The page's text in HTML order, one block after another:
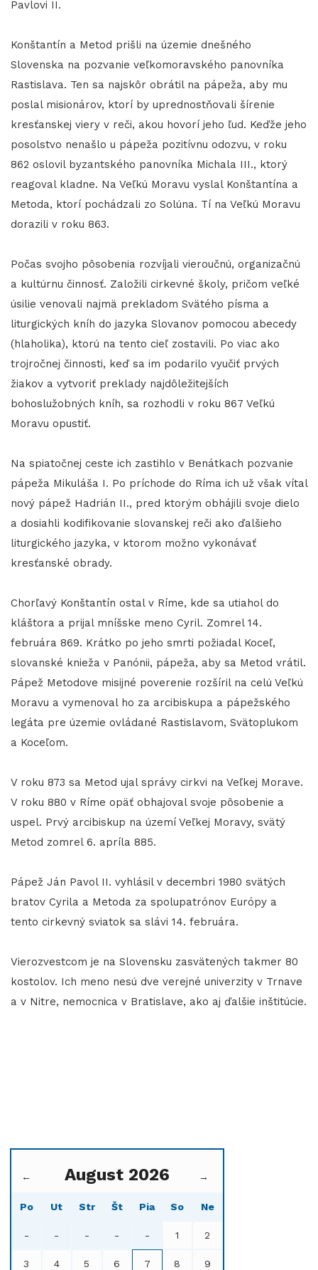
Pavlovi II.
Konštantín a Metod prišli na územie dnešného
Slovenska na pozvanie veľkomoravského panovníka
Rastislava. Ten sa najskôr obrátil na pápeža, aby mu
poslal misionárov, ktorí by uprednostňovali šírenie
kresťanskej viery v reči, akou hovorí jeho ľud. Keďže jeho
posolstvo nenašlo u pápeža pozitívnu odozvu, v roku
862 oslovil byzantského panovníka Michala III., ktorý
reagoval kladne. Na Veľkú Moravu vyslal Konštantína a
Metoda, ktorí pochádzali zo Solúna. Tí na Veľkú Moravu
dorazili v roku 863.
Počas svojho pôsobenia rozvíjali vieroučnú, organizačnú
a kultúrnu činnosť. Založili cirkevné školy, pričom veľké
úsilie venovali najmä prekladom Svätého písma a
liturgických kníh do jazyka Slovanov pomocou abecedy
(hlaholika), ktorú na tento cieľ zostavili. Po viac ako
trojročnej činnosti, keď sa im podarilo vyučiť prvých
žiakov a vytvoriť preklady najdôležitejších
bohoslužobných kníh, sa rozhodli v roku 867 Veľkú
Moravu opustiť.
Na spiatočnej ceste ich zastihlo v Benátkach pozvanie
pápeža Mikuláša I. Po príchode do Ríma ich už však vítal
nový pápež Hadrián II., pred ktorým obhájili svoje dielo
a dosiahli kodifikovanie slovanskej reči ako ďalšieho
liturgického jazyka, v ktorom možno vykonávať
kresťanské obrady.
Chorľavý Konštantín ostal v Ríme, kde sa utiahol do
kláštora a prijal mníšske meno Cyril. Zomrel 14.
februára 869. Krátko po jeho smrti požiadal Koceľ,
slovanské knieža v Panónii, pápeža, aby sa Metod vrátil.
Pápež Metodove misijné poverenie rozšíril na celú Veľkú
Moravu a vymenoval ho za arcibiskupa a pápežského
legáta pre územie ovládané Rastislavom, Svätoplukom
a Koceľom.
V roku 873 sa Metod ujal správy cirkvi na Veľkej Morave.
V roku 880 v Ríme opäť obhajoval svoje pôsobenie a
uspel. Prvý arcibiskup na území Veľkej Moravy, svätý
Metod zomrel 6. apríla 885.
Pápež Ján Pavol II. vyhlásil v decembri 1980 svätých
bratov Cyrila a Metoda za spolupatrónov Európy a
tento cirkevný sviatok sa slávi 14. februára.
​​​​​​​Vierozvestcom je na Slovensku zasvätených takmer 80
kostolov. Ich meno nesú dve verejné univerzity v Trnave
a v Nitre, nemocnica v Bratislave, ako aj ďalšie inštitúcie.
← August 2026 →
Po Ut Str Št Pia So Ne
- - - - - 1 2
3 4 5 6 7 8 9